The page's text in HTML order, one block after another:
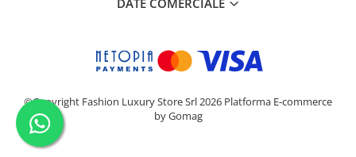
DATE COMERCIALE
©Copyright Fashion Luxury Store Srl 2026 Platforma E-commerce
by Gomag